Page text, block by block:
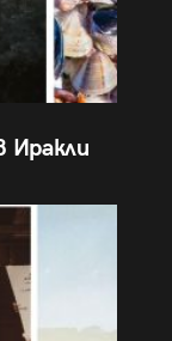
Иракли